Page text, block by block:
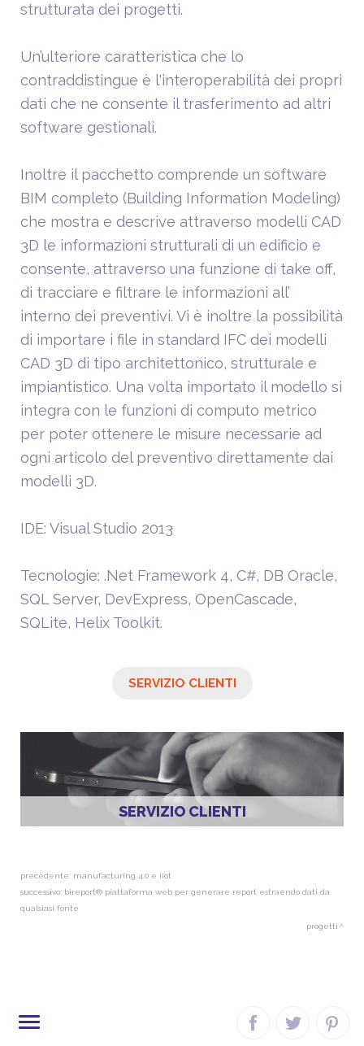
strutturata dei progetti.
Un’ulteriore caratteristica che lo
contraddistingue è l'interoperabilità dei propri
dati che ne consente il trasferimento ad altri
software gestionali.
Inoltre il pacchetto comprende un software
BIM completo (Building Information Modeling)
che mostra e descrive attraverso modelli CAD
3D le informazioni strutturali di un edificio e
consente, attraverso una funzione di take off,
di tracciare e filtrare le informazioni all’
interno dei preventivi. Vi è inoltre la possibilità
di importare i file in standard IFC dei modelli
CAD 3D di tipo architettonico, strutturale e
impiantistico. Una volta importato il modello si
integra con le funzioni di computo metrico
per poter ottenere le misure necessarie ad
ogni articolo del preventivo direttamente dai
modelli 3D.
IDE: Visual Studio 2013
Tecnologie: .Net Framework 4, C#, DB Oracle,
SQL Server, DevExpress, OpenCascade,
SQLite, Helix Toolkit.
SERVIZIO CLIENTI
SERVIZIO CLIENTI
precedente: manufacturing 4.0 e iiot
successivo: bireport® piattaforma web per generare report estraendo dati da
qualsiasi fonte
progetti